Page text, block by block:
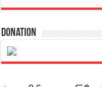
Donation